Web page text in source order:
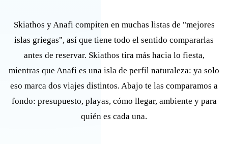
Skiathos y Anafi compiten en muchas listas de "mejores
islas griegas", así que tiene todo el sentido compararlas
antes de reservar. Skiathos tira más hacia lo fiesta,
mientras que Anafi es una isla de perfil naturaleza: ya solo
eso marca dos viajes distintos. Abajo te las comparamos a
fondo: presupuesto, playas, cómo llegar, ambiente y para
quién es cada una.